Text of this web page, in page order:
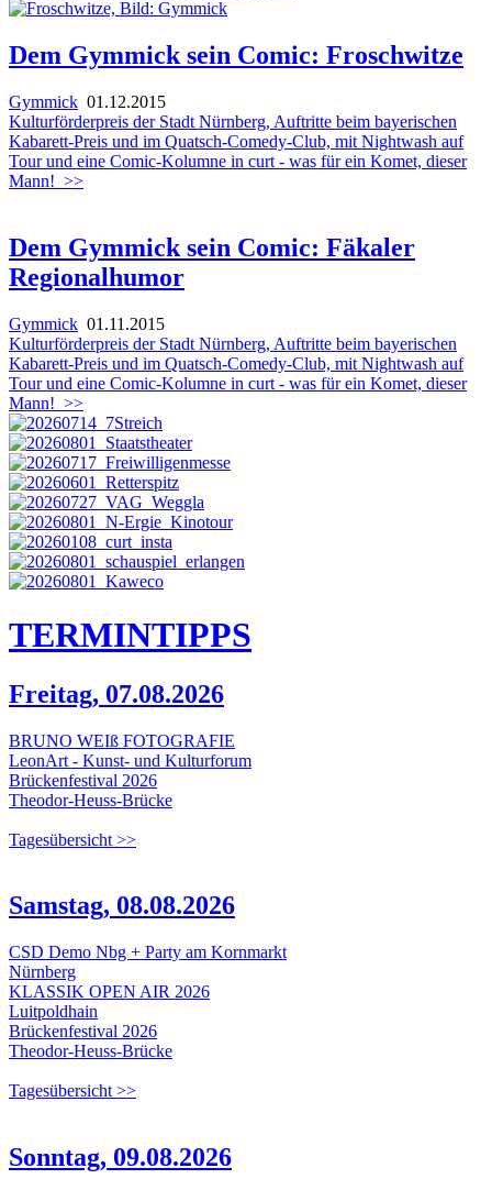
Dem Gymmick sein Comic: Froschwitze
Gymmick 01.12.2015
Kulturförderpreis der Stadt Nürnberg, Auftritte beim bayerischen
Kabarett-Preis und im Quatsch-Comedy-Club, mit Nightwash auf
Tour und eine Comic-Kolumne in curt - was für ein Komet, dieser
Mann! >>
Dem Gymmick sein Comic: Fäkaler
Regionalhumor
Gymmick 01.11.2015
Kulturförderpreis der Stadt Nürnberg, Auftritte beim bayerischen
Kabarett-Preis und im Quatsch-Comedy-Club, mit Nightwash auf
Tour und eine Comic-Kolumne in curt - was für ein Komet, dieser
Mann! >>
TERMINTIPPS
Freitag, 07.08.2026
BRUNO WEIß FOTOGRAFIE
LeonArt - Kunst- und Kulturforum
Brückenfestival 2026
Theodor-Heuss-Brücke
Tagesübersicht >>
Samstag, 08.08.2026
CSD Demo Nbg + Party am Kornmarkt
Nürnberg
KLASSIK OPEN AIR 2026
Luitpoldhain
Brückenfestival 2026
Theodor-Heuss-Brücke
Tagesübersicht >>
Sonntag, 09.08.2026